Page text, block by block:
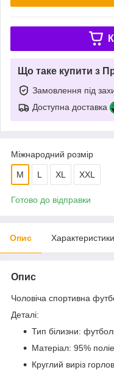
Що таке купити з
Замовлення під
Доступна доставка
Міжнародний розмір
M L XL XXL
Готово до відправки
Опис Характеристики
Опис
Чоловіча спортивна
Деталі:
Тип білизни:
Матеріал: 95%
Круглий виріз